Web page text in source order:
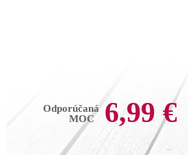
Odporúčaná
MOC
6,99 €